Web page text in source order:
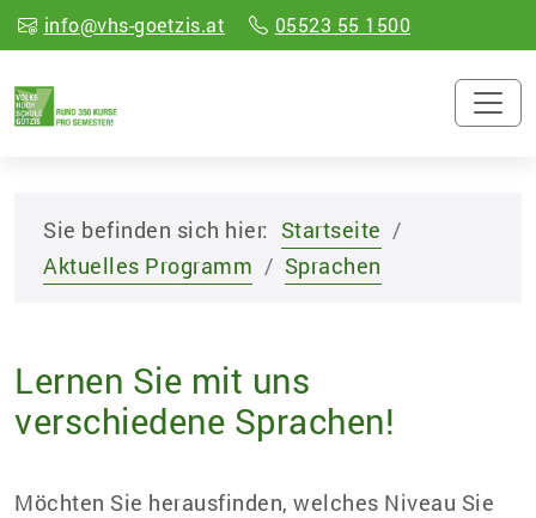
info@vhs-goetzis.at 05523 55 1500
Sie befinden sich hier: Startseite
Aktuelles Programm
Sprachen
Lernen Sie mit uns
verschiedene Sprachen!
Möchten Sie herausfinden, welches Niveau Sie